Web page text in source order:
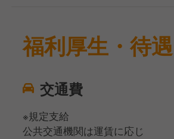
福利厚生・待遇
交通費
※規定支給
公共交通機関は運賃に応じ